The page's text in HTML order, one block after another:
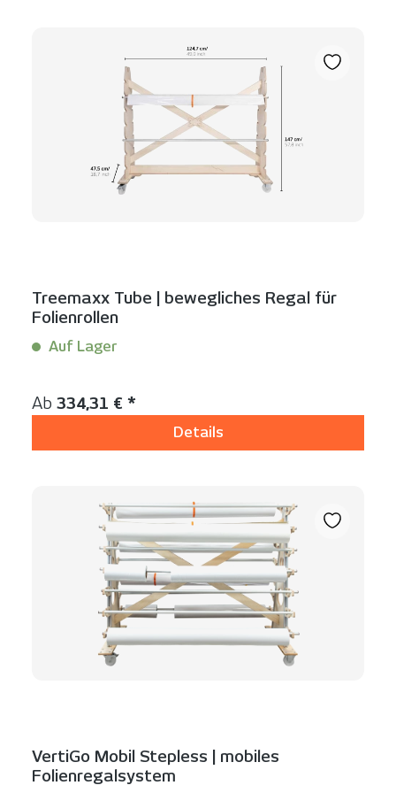
Treemaxx Tube | bewegliches Regal für
Folienrollen
Auf Lager
Regulärer Preis:
Ab 334,31 € *
Details
VertiGo Mobil Stepless | mobiles
Folienregalsystem